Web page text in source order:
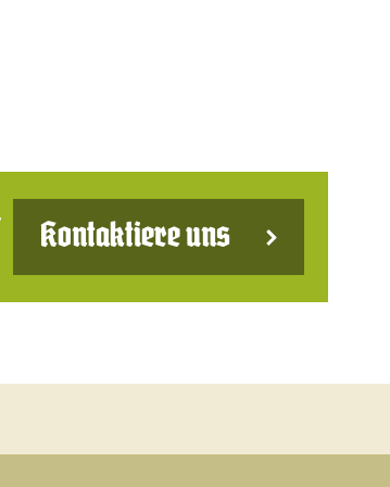
Kontaktiere uns